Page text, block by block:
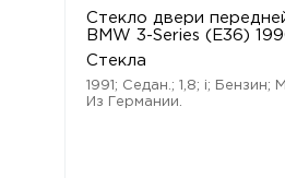
Стекло двери
BMW 3-Series (E36)
Стекла
1991; Седан.; 1,8; i; Бензин;
Из Германии.